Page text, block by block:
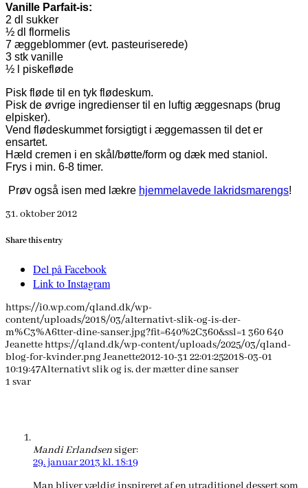
Vanille Parfait-is:
2 dl sukker
½ dl flormelis
7 æggeblommer (evt. pasteuriserede)
3 stk vanille
½ l piskefløde
Pisk fløde til en tyk flødeskum.
Pisk de øvrige ingredienser til en luftig æggesnaps (brug
elpisker).
Vend flødeskummet forsigtigt i æggemassen til det er
ensartet.
Hæld cremen i en skål/bøtte/form og dæk med staniol.
Frys i min. 6-8 timer.
Prøv også isen med lækre hjemmelavede lakridsmarengs!
31. oktober 2012
Share this entry
Del på Facebook
Link to Instagram
https://i0.wp.com/qland.dk/wp-
content/uploads/2018/03/alternativt-slik-og-is-der-
m%C3%A6tter-dine-sanser.jpg?fit=640%2C360&ssl=1 360640
Jeanettehttps://qland.dk/wp-content/uploads/2025/03/qland-
blog-for-kvinder.pngJeanette2012-10-31 22:01:252018-03-01
10:19:47Alternativt slik og is, der mætter dine sanser
1 svar
Mandi Erlandsensiger:
29. januar 2013 kl. 18:19